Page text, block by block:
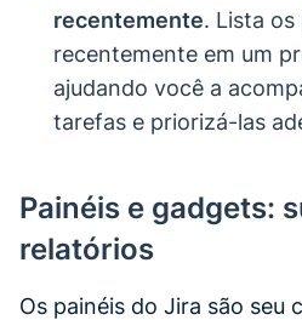
recentemente. Lista
recentemente em um
ajudando você a
tarefas e priorizá-las
Painéis e gadgets:
relatórios
Os painéis do Jira são seu